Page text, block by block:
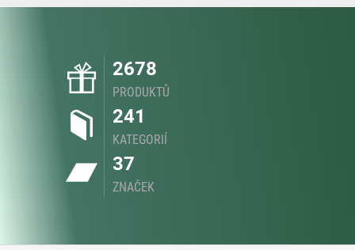
2678
PRODUKTŮ
241
KATEGORIÍ
37
ZNAČEK